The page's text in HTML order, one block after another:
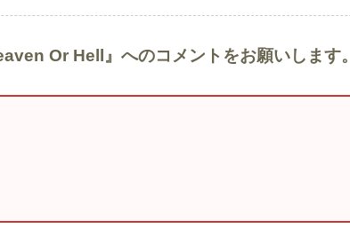
Or Hell』へのコメントをお願いします。